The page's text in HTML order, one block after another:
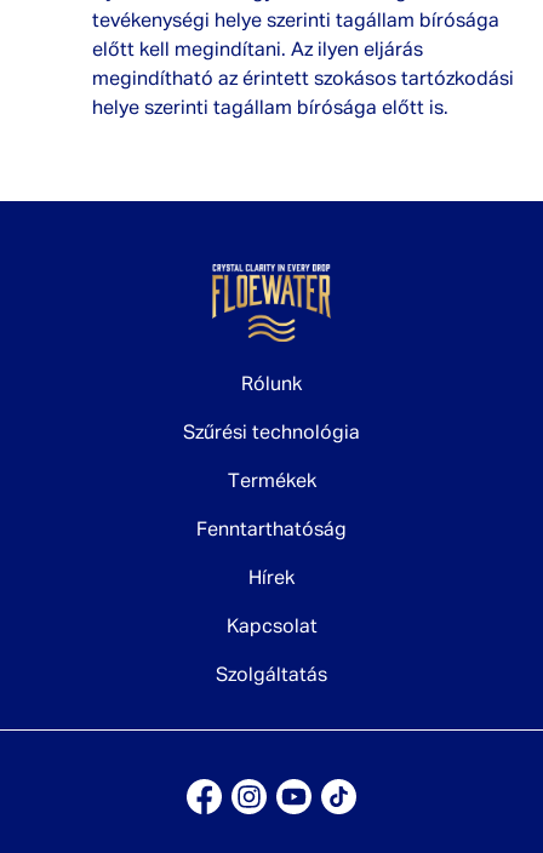
tevékenységi helye szerinti tagállam bírósága
előtt kell megindítani. Az ilyen eljárás
megindítható az érintett szokásos tartózkodási
helye szerinti tagállam bírósága előtt is.
Rólunk
Szűrési technológia
Termékek
Fenntarthatóság
Hírek
Kapcsolat
Szolgáltatás